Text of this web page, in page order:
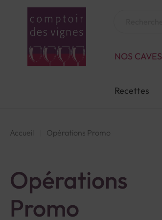
NOS CAVES
Recettes
Accueil Opérations Promo
Opérations
Promo